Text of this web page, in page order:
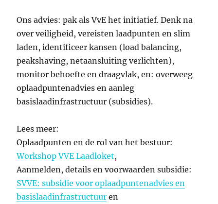
Ons advies: pak als VvE het initiatief. Denk na
over veiligheid, vereisten laadpunten en slim
laden, identificeer kansen (load balancing,
peakshaving, netaansluiting verlichten),
monitor behoefte en draagvlak, en: overweeg
oplaadpuntenadvies en aanleg
basislaadinfrastructuur (subsidies).
Lees meer:
Oplaadpunten en de rol van het bestuur:
Workshop VVE Laadloket,
Aanmelden, details en voorwaarden subsidie:
SVVE: subsidie voor oplaadpuntenadvies en
basislaadinfrastructuur en